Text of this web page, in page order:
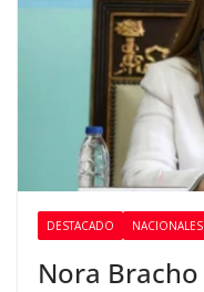
DESTACADO NACIONALES
Nora